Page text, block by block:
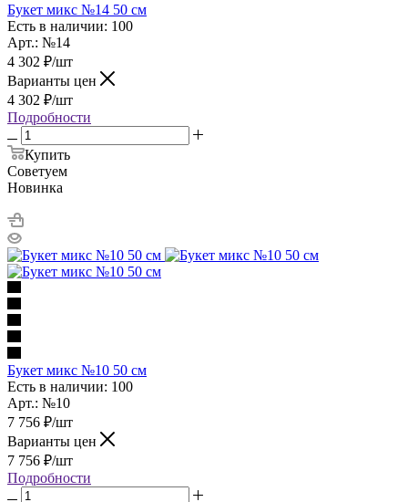
Букет микс №14 50 см
Есть в наличии: 100
Арт.: №14
4 302 ₽/шт
Варианты цен
4 302 ₽/шт
Подробности
Купить
Советуем
Новинка
Букет микс №10 50 см
Есть в наличии: 100
Арт.: №10
7 756 ₽/шт
Варианты цен
7 756 ₽/шт
Подробности